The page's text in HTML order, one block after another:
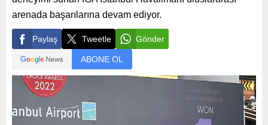
arenada başarılarına devam ediyor.
Paylaş Tweetle Gönder
ABONE OL